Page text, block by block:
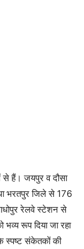
से हैं। जयपुर व दौसा
भरतपुर जिले से 176
रेलवे स्टेशन से
रूप दिया जा रहा
स्पष्ट संकेतकों की